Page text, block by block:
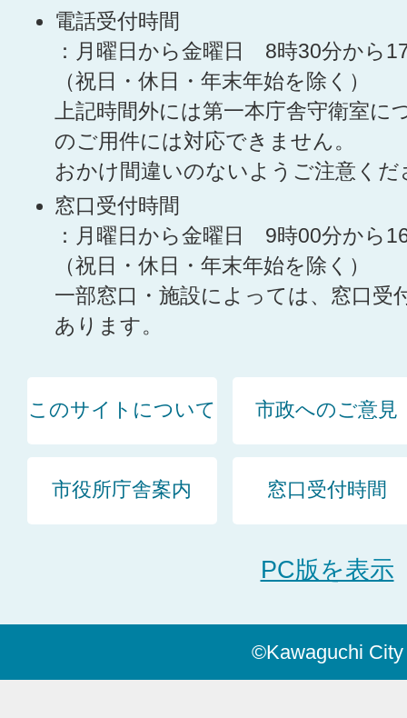
電話受付時間
：月曜日から金曜日 8時30分から
（祝日・休日・年末年始を除く）
上記時間外には第一本庁舎守衛室に
のご用件には対応できません。
おかけ間違いのないようご注意くだ
窓口受付時間
：月曜日から金曜日 9時00分から
（祝日・休日・年末年始を除く）
一部窓口・施設によっては、窓口受
あります。
このサイトについて 市政へのご意見
市役所庁舎案内 窓口受付時間
PC版を表示
©Kawaguchi City